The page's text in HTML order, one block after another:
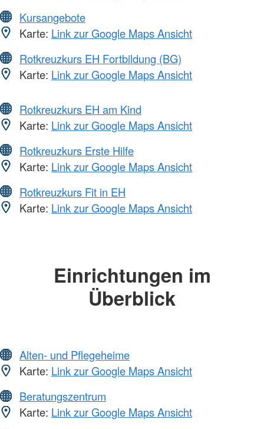
Kursangebote
Karte: Link zur Google Maps Ansicht
Rotkreuzkurs EH Fortbildung (BG)
Karte: Link zur Google Maps Ansicht
Rotkreuzkurs EH am Kind
Karte: Link zur Google Maps Ansicht
Rotkreuzkurs Erste Hilfe
Karte: Link zur Google Maps Ansicht
Rotkreuzkurs Fit in EH
Karte: Link zur Google Maps Ansicht
Einrichtungen im
Überblick
Alten- und Pflegeheime
Karte: Link zur Google Maps Ansicht
Beratungszentrum
Karte: Link zur Google Maps Ansicht